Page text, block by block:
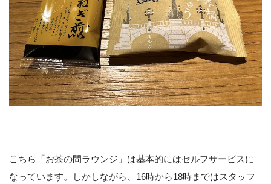
こちら「お茶の間ラウンジ」は基本的にはセルフサービスに
なっています。しかしながら、16時から18時まではスタッフ